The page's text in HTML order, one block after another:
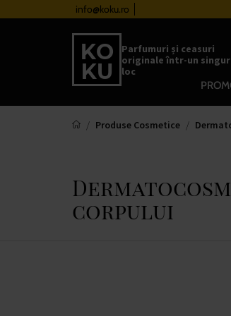
info@koku.ro
Parfumuri și ceasuri
originale într-un singur
loc
Produse Cosmetice
corpului